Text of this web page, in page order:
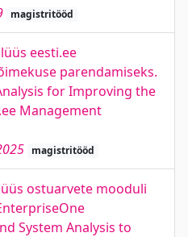
magistritööd
eesti.ee
parendamiseks.
for Improving the
Management
magistritööd
ostuarvete mooduli
System Analysis to